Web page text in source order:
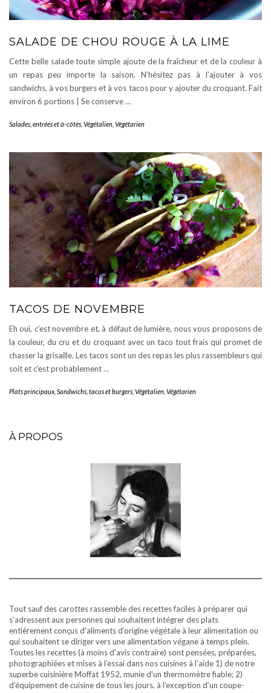
SALADE DE CHOU ROUGE À LA LIME
Cette belle salade toute simple ajoute de la fraîcheur et de la couleur à
un repas peu importe la saison. N’hésitez pas à l’ajouter à vos
sandwichs, à vos burgers et à vos tacos pour y ajouter du croquant. Fait
environ 6 portions | Se conserve …
Salades, entrées et à-côtés Végétalien Végétarien
TACOS DE NOVEMBRE
Eh oui, c’est novembre et, à défaut de lumière, nous vous proposons de
la couleur, du cru et du croquant avec un taco tout frais qui promet de
chasser la grisaille. Les tacos sont un des repas les plus rassembleurs qui
soit et c’est probablement …
Plats principaux Sandwichs, tacos et burgers Végétalien Végétarien
À PROPOS
Tout sauf des carottes rassemble des recettes faciles à préparer qui
s’adressent aux personnes qui souhaitent intégrer des plats
entièrement conçus d'aliments d’origine végétale à leur alimentation ou
qui souhaitent se diriger vers une alimentation végane à temps plein.
Toutes les recettes (à moins d'avis contraire) sont pensées, préparées,
photographiées et mises à l’essai dans nos cuisines à l’aide 1) de notre
superbe cuisinière Moffat 1952, munie d'un thermomètre fiable; 2)
d’équipement de cuisine de tous les jours, à l’exception d’un coupe-